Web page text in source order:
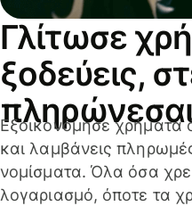
Γλίτωσε
ξοδεύεις,
Εξοικονόμησε χρήματα
και λαμβάνεις
νομίσματα. Όλα όσα
λογαριασμό, όποτε τα